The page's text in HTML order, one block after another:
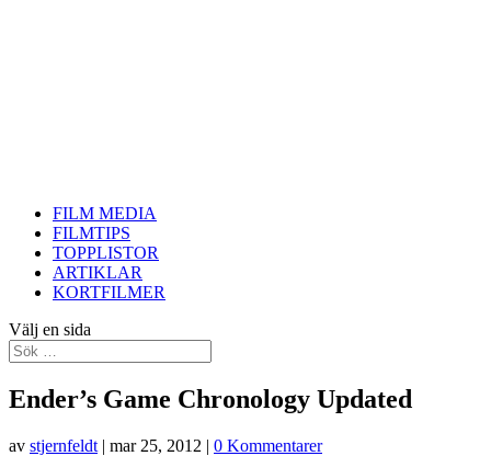
FILM MEDIA
FILMTIPS
TOPPLISTOR
ARTIKLAR
KORTFILMER
Välj en sida
Ender’s Game Chronology Updated
av stjernfeldt | mar 25, 2012 | 0 Kommentarer